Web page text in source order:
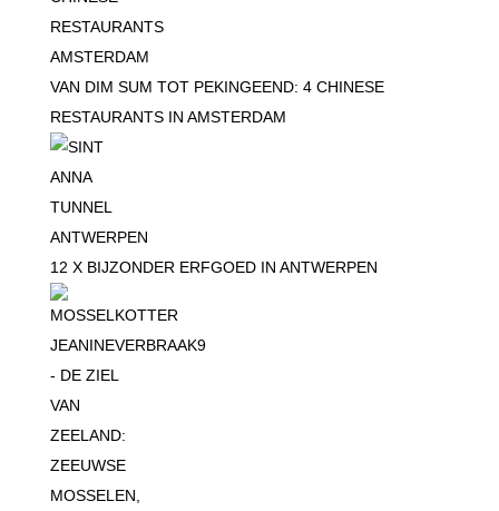
VAN DIM SUM TOT PEKINGEEND: 4 CHINESE
RESTAURANTS IN AMSTERDAM
12 X BIJZONDER ERFGOED IN ANTWERPEN